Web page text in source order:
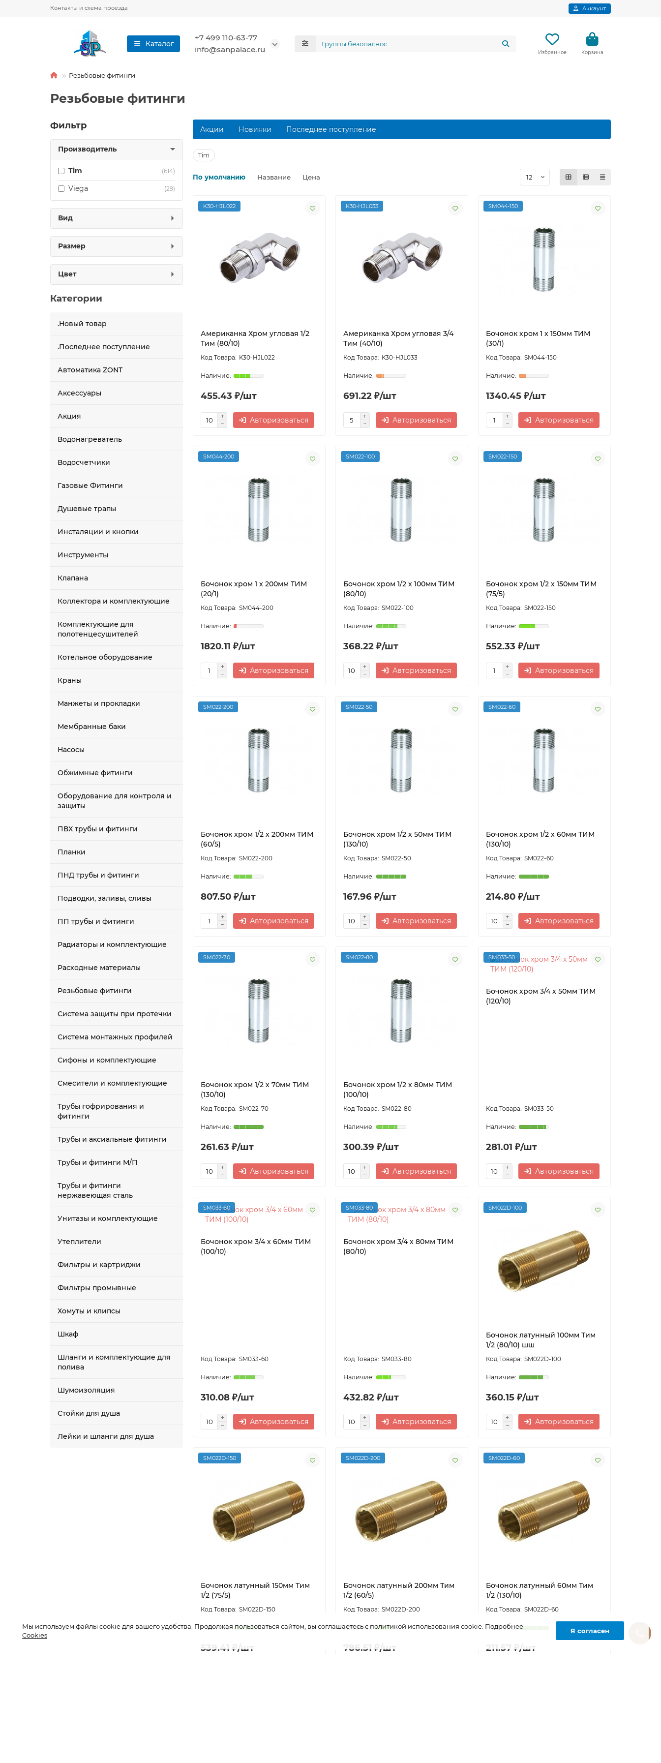
Контакты и схема проезда Аккаунт
Каталог
+7 499 110-63-77
info@sanpalace.ru
Избранное Корзина
Резьбовые фитинги
Резьбовые фитинги
Фильтр
Производитель
Tim (614)
Viega (29)
Вид
Размер
Цвет
Категории
.Новый товар
.Последнее поступление
Автоматика ZONT
Аксессуары
Акция
Водонагреватель
Водосчетчики
Газовые Фитинги
Душевые трапы
Инсталяции и кнопки
Инструменты
Клапана
Коллектора и комплектующие
Комплектующие для
полотенцесушителей
Котельное оборудование
Краны
Манжеты и прокладки
Мембранные баки
Насосы
Обжимные фитинги
Оборудование для контроля и
защиты
ПВХ трубы и фитинги
Планки
ПНД трубы и фитинги
Подводки, заливы, сливы
ПП трубы и фитинги
Радиаторы и комплектующие
Расходные материалы
Резьбовые фитинги
Система защиты при протечки
Система монтажных профилей
Сифоны и комплектующие
Смесители и комплектующие
Трубы гофрирования и
фитинги
Трубы и аксиальные фитинги
Трубы и фитинги М/П
Трубы и фитинги
нержавеющая сталь
Унитазы и комплектующие
Утеплители
Фильтры и картриджи
Фильтры промывные
Хомуты и клипсы
Шкаф
Шланги и комплектующие для
полива
Шумоизоляция
Стойки для душа
Лейки и шланги для душа
Акции Новинки Последнее поступление
Tim
По умолчанию Название Цена
K30-HJL022
Американка Хром угловая 1/2
Тим (80/10)
K30-HJL022
455.43 ₽/шт
Авторизоваться
K30-HJL033
Американка Хром угловая 3/4
Тим (40/10)
K30-HJL033
691.22 ₽/шт
Авторизоваться
SM044-150
Бочонок хром 1 х 150мм ТИМ
(30/1)
SM044-150
1340.45 ₽/шт
Авторизоваться
SM044-200
Бочонок хром 1 х 200мм ТИМ
(20/1)
SM044-200
1820.11 ₽/шт
Авторизоваться
SM022-100
Бочонок хром 1/2 х 100мм ТИМ
(80/10)
SM022-100
368.22 ₽/шт
Авторизоваться
SM022-150
Бочонок хром 1/2 х 150мм ТИМ
(75/5)
SM022-150
552.33 ₽/шт
Авторизоваться
SM022-200
Бочонок хром 1/2 х 200мм ТИМ
(60/5)
SM022-200
807.50 ₽/шт
Авторизоваться
SM022-50
Бочонок хром 1/2 х 50мм ТИМ
(130/10)
SM022-50
167.96 ₽/шт
Авторизоваться
SM022-60
Бочонок хром 1/2 х 60мм ТИМ
(130/10)
SM022-60
214.80 ₽/шт
Авторизоваться
SM022-70
Бочонок хром 1/2 х 70мм ТИМ
(130/10)
SM022-70
261.63 ₽/шт
Авторизоваться
SM022-80
Бочонок хром 1/2 х 80мм ТИМ
(100/10)
SM022-80
300.39 ₽/шт
Авторизоваться
SM033-50
Бочонок хром 3/4 х 50мм ТИМ
(120/10)
SM033-50
281.01 ₽/шт
Авторизоваться
SM033-60
Бочонок хром 3/4 х 60мм ТИМ
(100/10)
SM033-60
310.08 ₽/шт
Авторизоваться
SM033-80
Бочонок хром 3/4 х 80мм ТИМ
(80/10)
SM033-80
432.82 ₽/шт
Авторизоваться
SM022D-100
Бочонок латунный 100мм Тим
1/2 (80/10) шш
SM022D-100
360.15 ₽/шт
Авторизоваться
SM022D-150
Бочонок латунный 150мм Тим
1/2 (75/5)
SM022D-150
539.41 ₽/шт
SM022D-200
Бочонок латунный 200мм Тим
1/2 (60/5)
SM022D-200
786.51 ₽/шт
SM022D-60
Бочонок латунный 60мм Тим
1/2 (130/10)
SM022D-60
211.57 ₽/шт
Мы используем файлы cookie для вашего удобства. Продолжая пользоваться сайтом, вы соглашаетесь с политикой использования cookie. Подробнее
Cookies
Я согласен